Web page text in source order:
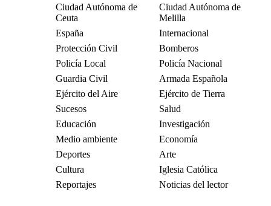
Ciudad Autónoma de
Ceuta
Ciudad Autónoma de
Melilla
España
Internacional
Protección Civil
Bomberos
Policía Local
Policía Nacional
Guardia Civil
Armada Española
Ejército del Aire
Ejército de Tierra
Sucesos
Salud
Educación
Investigación
Medio ambiente
Economía
Deportes
Arte
Cultura
Iglesia Católica
Reportajes
Noticias del lector